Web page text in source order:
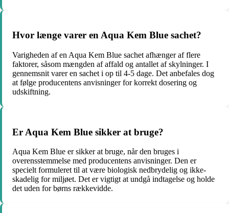
Hvor længe varer en Aqua Kem Blue sachet?
Varigheden af ​​en Aqua Kem Blue sachet afhænger af flere
faktorer, såsom mængden af ​​affald og antallet af skylninger. I
gennemsnit varer en sachet i op til 4-5 dage. Det anbefales dog
at følge producentens anvisninger for korrekt dosering og
udskiftning.
Er Aqua Kem Blue sikker at bruge?
Aqua Kem Blue er sikker at bruge, når den bruges i
overensstemmelse med producentens anvisninger. Den er
specielt formuleret til at være biologisk nedbrydelig og ikke-
skadelig for miljøet. Det er vigtigt at undgå indtagelse og holde
det uden for børns rækkevidde.